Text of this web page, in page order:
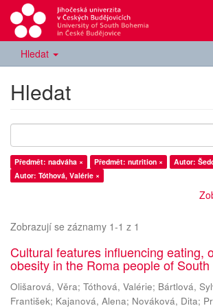
Hledat
Hledat
Předmět: nadváha × Předmět: nutrition ×
Autor:
Autor: Tóthová, Valérie ×
Zobrazují se záznamy 1-1 z 1
Cultural features influencing eating,
obesity in the Roma people of
Olišarová, Věra; Tóthová, Valérie; Bártlová,
František; Kajanová, Alena; Nováková, Dita;